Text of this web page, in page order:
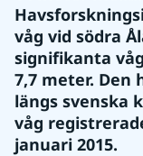
våg vid södra
signifikanta
7,7 meter. Den
längs svenska
våg
januari 2015.